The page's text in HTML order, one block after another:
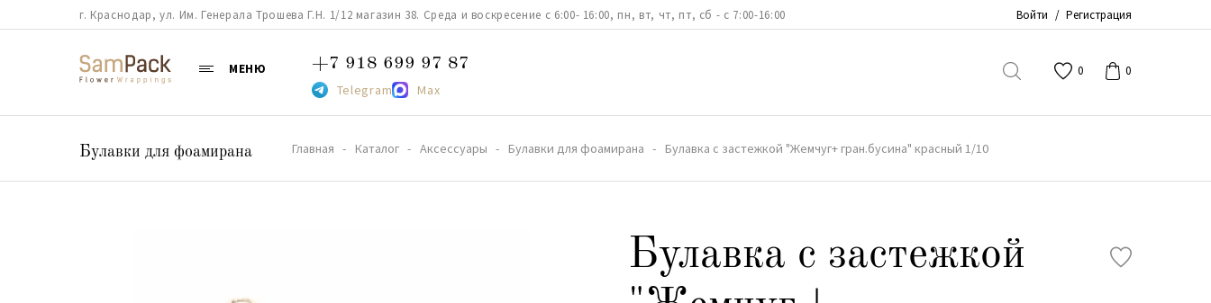
г. Краснодар, ул. Им. Генерала Трошева Г.Н. 1/12 магазин 38. Среда и воскресение с 6:00- 16:00, пн, вт, чт, пт, сб - с 7:00-16:00 Войти / Регистрация
МЕНЮ +7 918 699 97 87
Telegram Max
0 0
Булавки для фоамирана Главная Каталог Аксессуары Булавки для фоамирана Булавка с застежкой "Жемчуг+ гран.бусина" красный 1/10
Булавка с застежкой